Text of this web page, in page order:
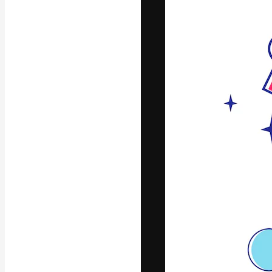
La plataforma
trabajo. Más
entre
Copyright © 2010-